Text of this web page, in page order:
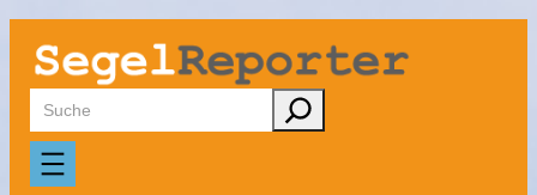
Zum
Inhalt
springen
Suchen